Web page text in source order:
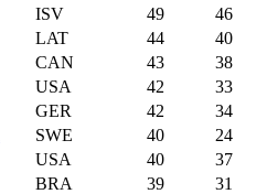
ISV 49
46
LAT 44
40
CAN 43
38
USA 42
33
GER 42
34
SWE 40
24
USA 40
37
BRA 39
31